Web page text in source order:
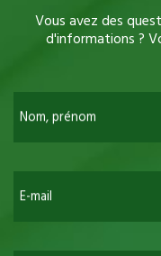
Vous avez des
d'informations ?
Nom, prénom
E-mail